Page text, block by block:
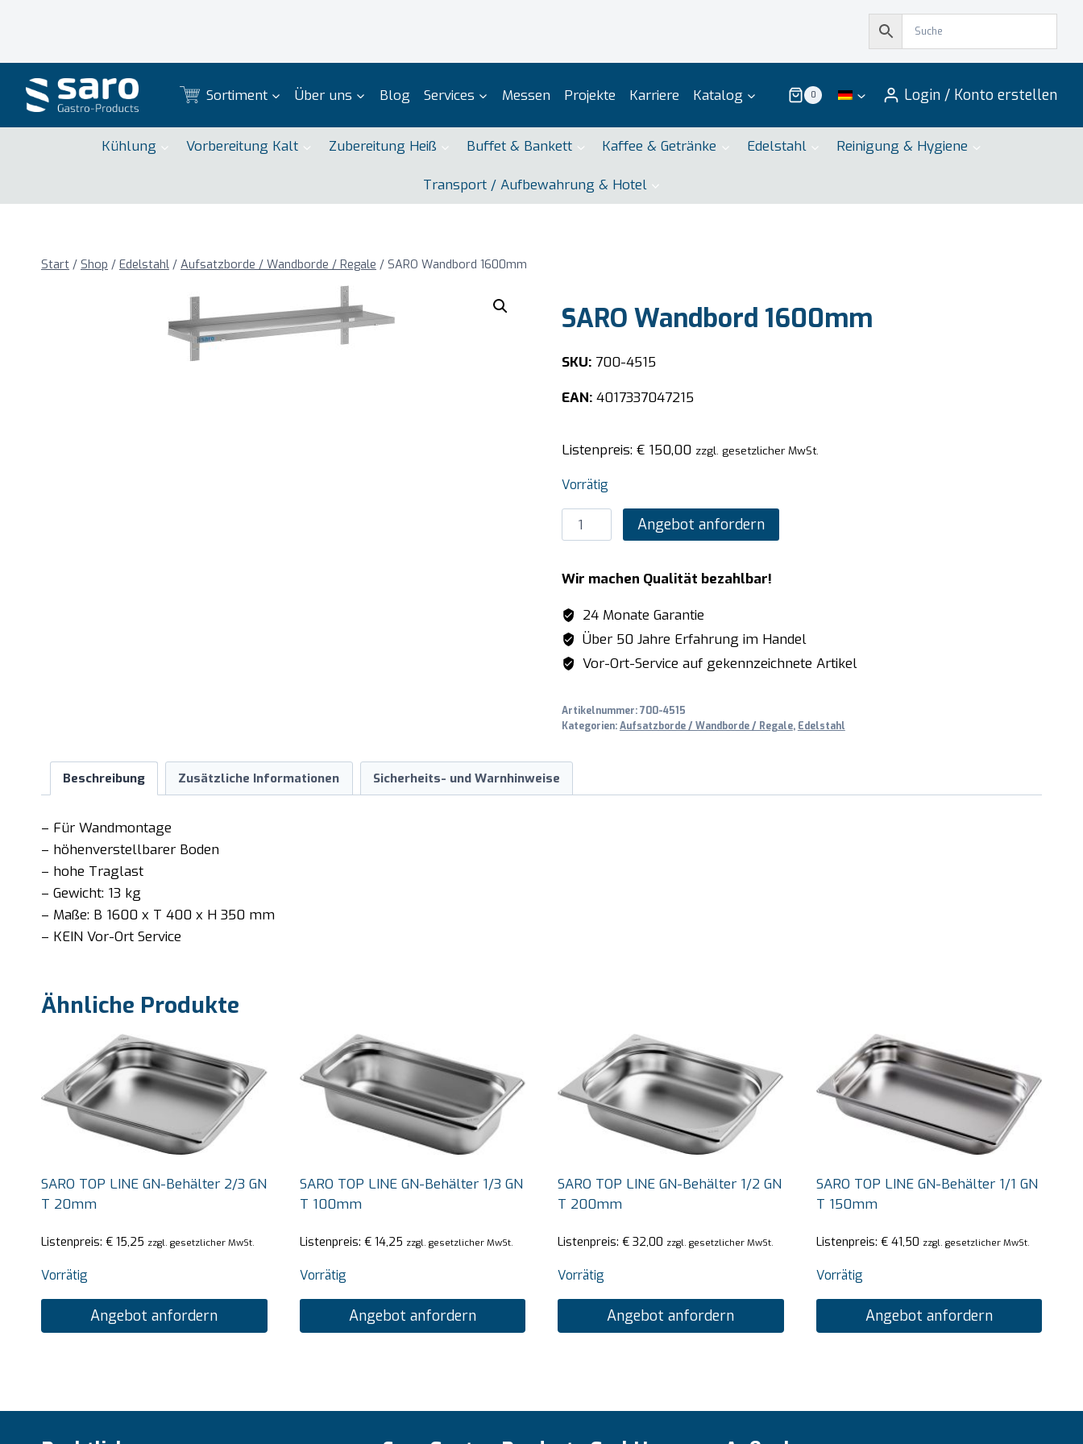
Sortiment Über uns Blog Services Messen Projekte Karriere Katalog 0 Login / Konto erstellen
Kühlung Vorbereitung Kalt Zubereitung Heiß Buffet & Bankett Kaffee & Getränke Edelstahl Reinigung & Hygiene
Transport / Aufbewahrung & Hotel
Start / Shop / Edelstahl / Aufsatzborde / Wandborde / Regale / SARO Wandbord 1600mm
SARO Wandbord 1600mm
SKU:700-4515
EAN:4017337047215
Listenpreis: €150,00 zzgl. gesetzlicher MwSt.
Vorrätig
SARO
Wandbord
Menge
Angebot anfordern
Wir machen Qualität bezahlbar!
24 Monate Garantie
Über 50 Jahre Erfahrung im Handel
Vor-Ort-Service auf gekennzeichnete Artikel
Artikelnummer:700-4515
Kategorien:Aufsatzborde / Wandborde / Regale, Edelstahl
Beschreibung Zusätzliche Informationen Sicherheits- und Warnhinweise
– Für Wandmontage
– höhenverstellbarer Boden
– hohe Traglast
– Gewicht: 13 kg
– Maße: B 1600 x T 400 x H 350 mm
– KEIN Vor-Ort Service
Ähnliche Produkte
SARO TOP LINE GN-Behälter 2/3 GN
T 20mm
Listenpreis: € 15,25 zzgl. gesetzlicher MwSt.
Vorrätig
Angebot anfordern
SARO TOP LINE GN-Behälter 1/3 GN
T 100mm
Listenpreis: €14,25 zzgl. gesetzlicher MwSt.
Vorrätig
Angebot anfordern
SARO TOP LINE GN-Behälter 1/2 GN
T 200mm
Listenpreis: € 32,00 zzgl. gesetzlicher MwSt.
Vorrätig
Angebot anfordern
SARO TOP LINE GN-Behälter 1/1 GN
T 150mm
Listenpreis: €41,50 zzgl. gesetzlicher MwSt.
Vorrätig
Angebot anfordern